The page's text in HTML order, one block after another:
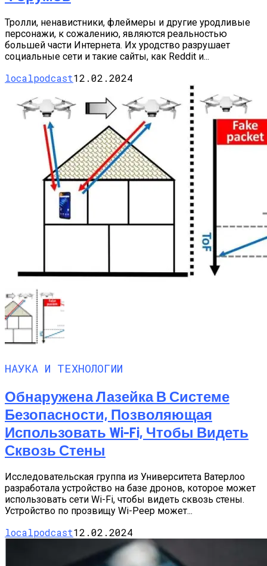
Тролли, ненавистники, флеймеры и другие уродливые
персонажи, к сожалению, являются реальностью
большей части Интернета. Их уродство разрушает
социальные сети и такие сайты, как Reddit и...
localpodcast12.02.2024
НАУКА И ТЕХНОЛОГИИ
Обнаружена Лазейка В Системе
Безопасности, Позволяющая
Использовать Wi-Fi, Чтобы Видеть
Сквозь Стены
Исследовательская группа из Университета Ватерлоо
разработала устройство на базе дронов, которое может
использовать сети Wi-Fi, чтобы видеть сквозь стены.
Устройство по прозвищу Wi-Peep может...
localpodcast12.02.2024